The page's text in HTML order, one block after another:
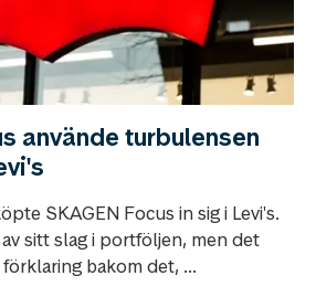
använde turbulensen
SKAGEN Focus in sig i Levi's.
sitt slag i portföljen, men det
bakom det, ...